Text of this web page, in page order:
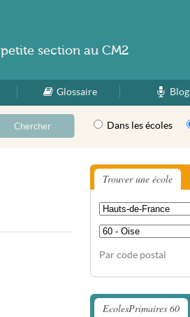
Glossaire Blog
Dans les écoles
Trouver une école
Par code postal
EcolesPrimaires 60
petite section au CM2